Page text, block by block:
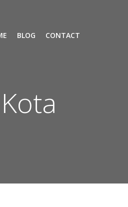
BLOG CONTACT